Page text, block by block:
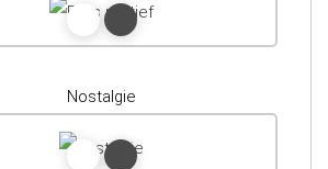
Nostalgie